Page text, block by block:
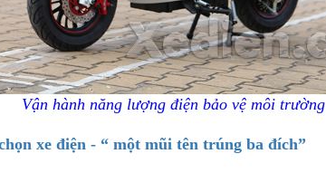
Vận hành năng lượng điện bảo vệ môi trường
xe điện - “ một mũi tên trúng ba đích”